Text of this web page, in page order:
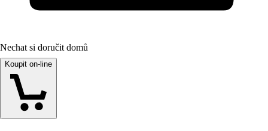
Nechat si doručit domů
Koupit on-line